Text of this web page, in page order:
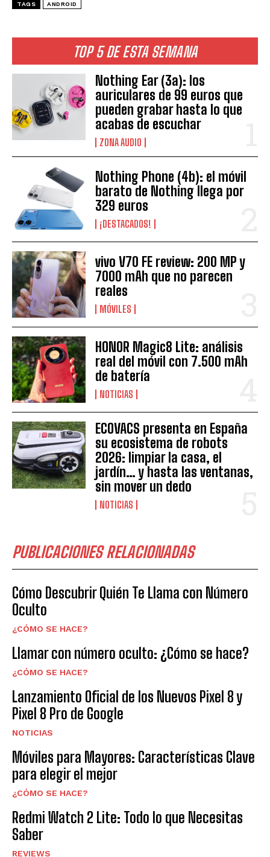
TOP 5 DE ESTA SEMANA
Nothing Ear (3a): los
auriculares de 99 euros que
pueden grabar hasta lo que
acabas de escuchar
ZONA AUDIO
Nothing Phone (4b): el móvil
barato de Nothing llega por
329 euros
¡DESTACADOS!
vivo V70 FE review: 200 MP y
7000 mAh que no parecen
reales
MÓVILES
HONOR Magic8 Lite: análisis
real del móvil con 7.500 mAh
de batería
NOTICIAS
ECOVACS presenta en España
su ecosistema de robots
2026: limpiar la casa, el
jardín… y hasta las ventanas,
sin mover un dedo
NOTICIAS
PUBLICACIONES RELACIONADAS
Cómo Descubrir Quién Te Llama con Número
Oculto
¿CÓMO SE HACE?
Llamar con número oculto: ¿Cómo se hace?
¿CÓMO SE HACE?
Lanzamiento Oficial de los Nuevos Pixel 8 y
Pixel 8 Pro de Google
NOTICIAS
Móviles para Mayores: Características Clave
para elegir el mejor
¿CÓMO SE HACE?
Redmi Watch 2 Lite: Todo lo que Necesitas
Saber
REVIEWS
TAGS ANDROID